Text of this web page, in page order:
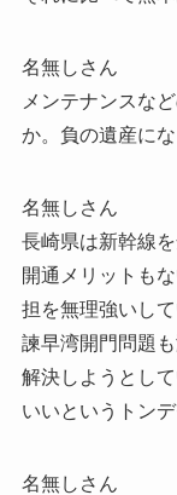
名無しさん
メンテナンスな
か。負の遺産に
名無しさん
長崎県は新幹線
開通メリットも
担を無理強いして
諫早湾開門問題
解決しようとし
いいというトンデ
名無しさん